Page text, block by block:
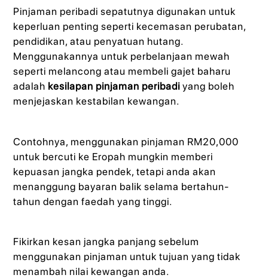
Pinjaman peribadi sepatutnya digunakan untuk
keperluan penting seperti kecemasan perubatan,
pendidikan, atau penyatuan hutang.
Menggunakannya untuk perbelanjaan mewah
seperti melancong atau membeli gajet baharu
adalah kesilapan pinjaman peribadi yang boleh
menjejaskan kestabilan kewangan.
Contohnya, menggunakan pinjaman RM20,000
untuk bercuti ke Eropah mungkin memberi
kepuasan jangka pendek, tetapi anda akan
menanggung bayaran balik selama bertahun-
tahun dengan faedah yang tinggi.
Fikirkan kesan jangka panjang sebelum
menggunakan pinjaman untuk tujuan yang tidak
menambah nilai kewangan anda.